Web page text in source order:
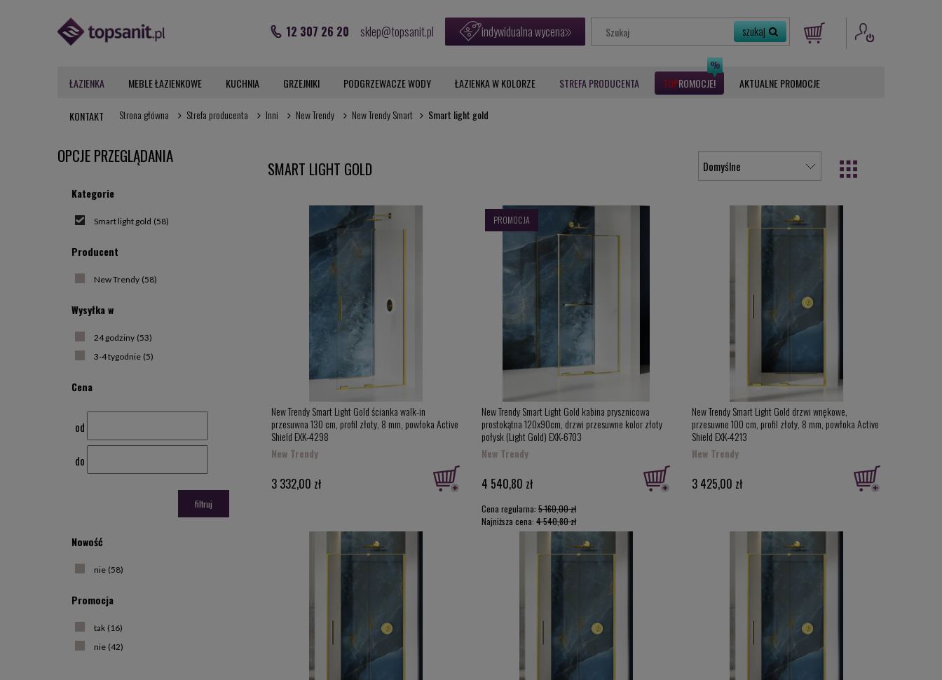
12 307 26 20 sklep@topsanit.pl indywidualna wycena
ŁAZIENKA MEBLE ŁAZIENKOWE KUCHNIA GRZEJNIKI PODGRZEWACZE WODY ŁAZIENKA W KOLORZE STREFA PRODUCENTA ROMOCJE AKTUALNE PROMOCJE
KONTAKT Strona główna Strefa producenta Inni New Trendy New Trendy Smart Smart light gold
OPCJE PRZEGLĄDANIA
Kategorie
Smart light gold (58)
Producent
New Trendy (58)
Wysyłka w
24 godziny (53)
3-4 tygodnie (5)
Cena
od
do
filtruj
Nowość
nie (58)
Promocja
tak (16)
nie (42)
SMART LIGHT GOLD
New Trendy Smart Light Gold ścianka walk-in
przesuwna 130 cm, profil złoty, 8 mm, powłoka Active
Shield EXK-4298
New Trendy
3 332,00 zł
New Trendy Smart Light Gold kabina prysznicowa
prostokątna 120x90cm, drzwi przesuwne kolor złoty
połysk (Light Gold) EXK-6703
New Trendy
4 540,80 zł
Cena regularna: 5 160,00 zł
Najniższa cena: 4 540,80 zł
PROMOCJA
New Trendy Smart Light Gold drzwi wnękowe,
przesuwne 100 cm, profil złoty, 8 mm, powłoka Active
Shield EXK-4213
New Trendy
3 425,00 zł